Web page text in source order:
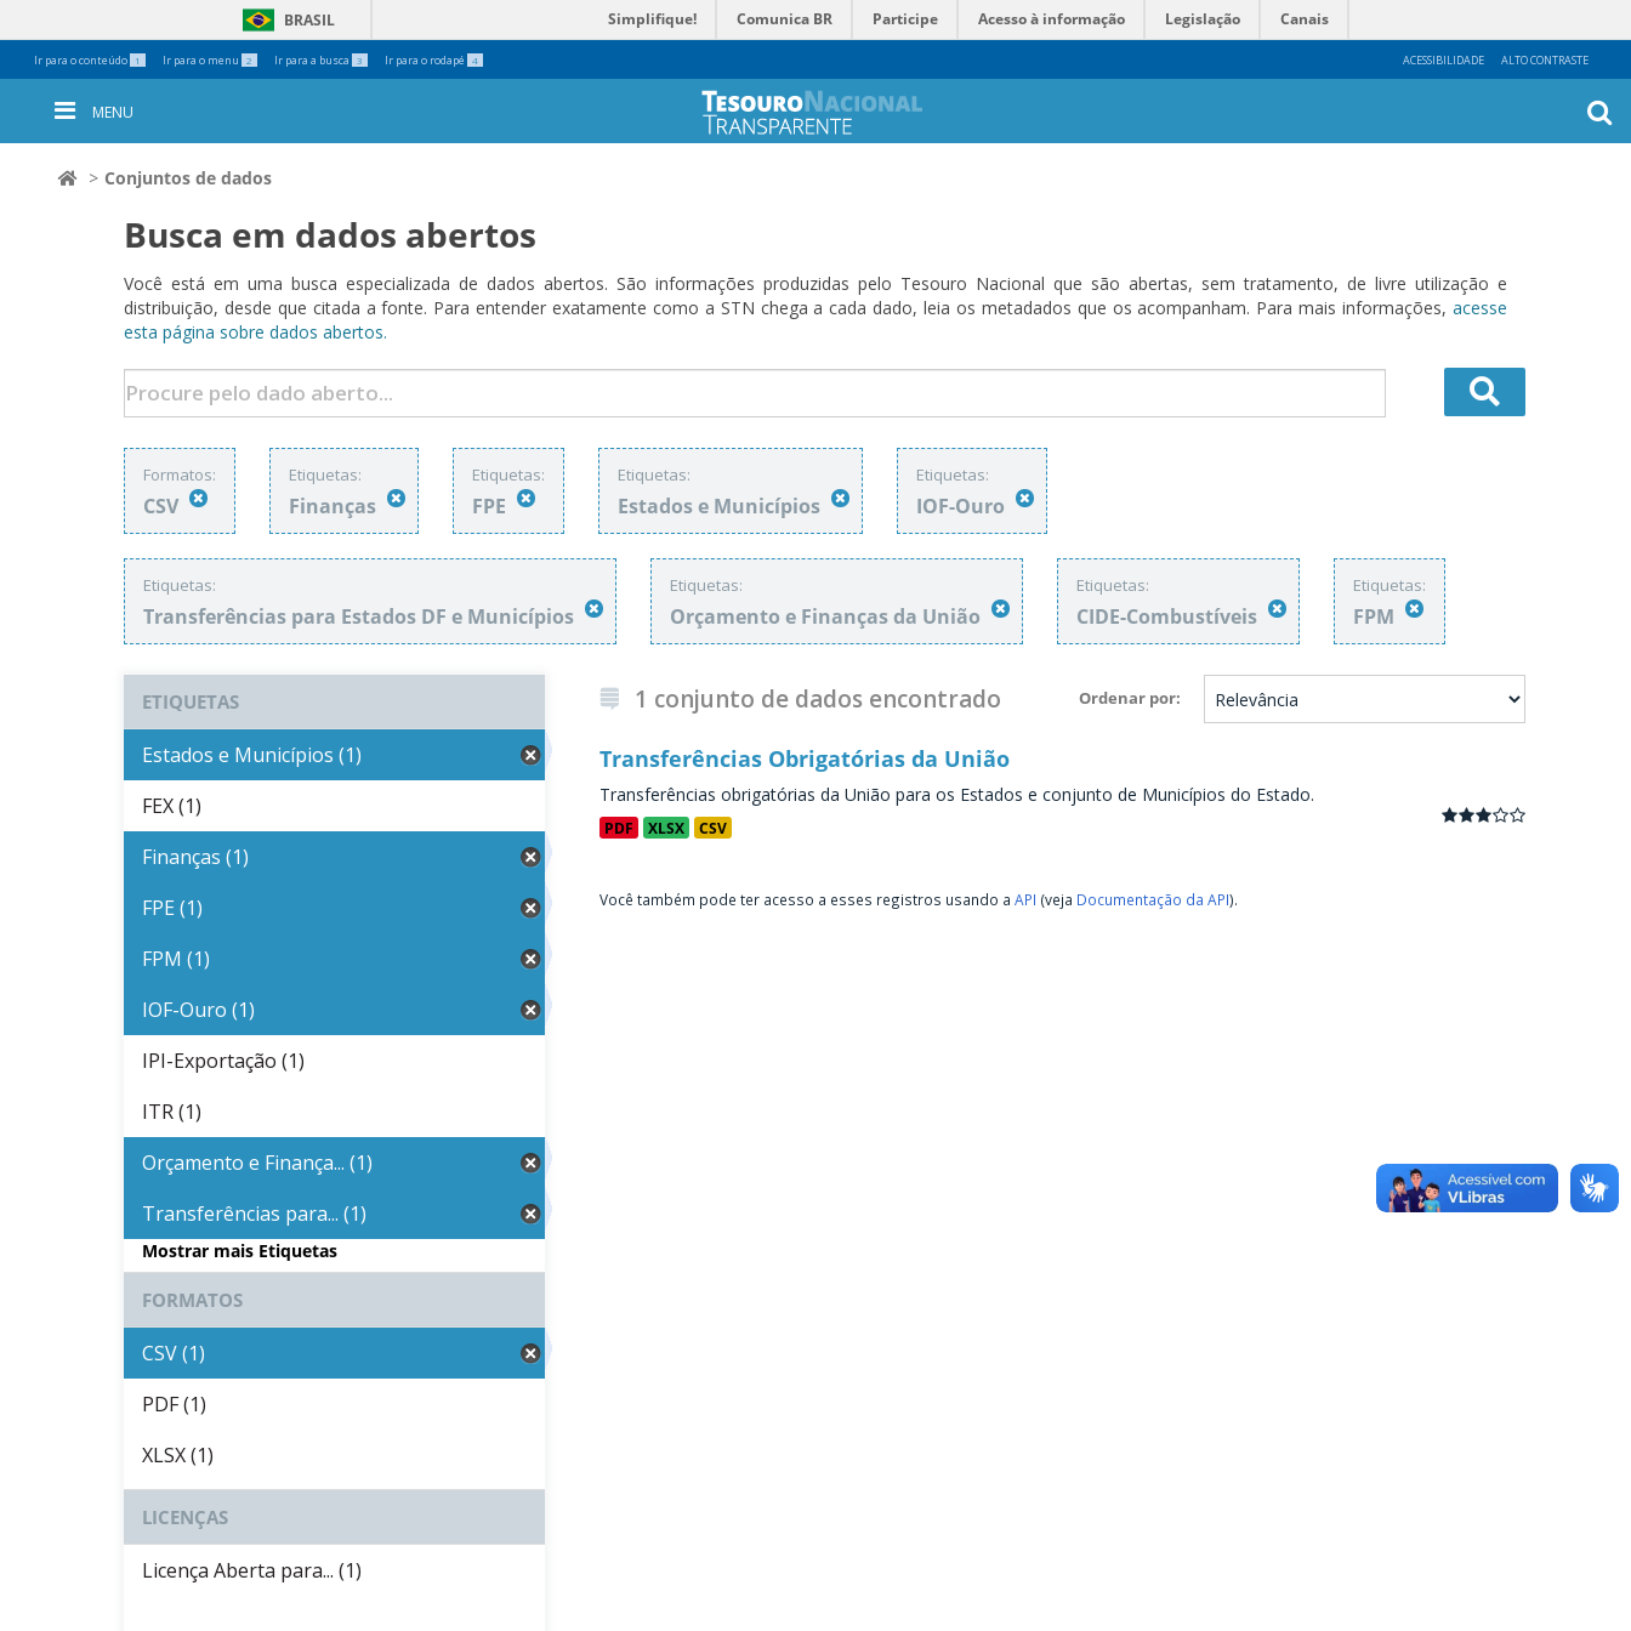
Ir para o conteúdo 1 Ir para o menu 2 Ir para a busca 3 Ir para o rodapé 4 ACESSIBILIDADE ALTO CONTRASTE
BRASIL Simplifique! Comunica BR Participe Acesso à informação Legislação Canais
Ferramentas
Pessoais
MENU
Conjuntos de dados
Busca em dados abertos
Você está em uma busca especializada de dados abertos. São informações produzidas pelo Tesouro Nacional que são abertas, sem tratamento, de livre utilização e
distribuição, desde que citada a fonte. Para entender exatamente como a STN chega a cada dado, leia os metadados que os acompanham. Para mais informações, acesse
esta página sobre dados abertos.
Formatos:
CSV
Etiquetas:
Finanças
Etiquetas:
FPE
Etiquetas:
Estados e Municípios
Etiquetas:
IOF-Ouro
Etiquetas:
Transferências para Estados DF e Municípios
Etiquetas:
Orçamento e Finanças da União
Etiquetas:
CIDE-Combustíveis
Etiquetas:
FPM
Ordenar por
1 conjunto de dados encontrado
Transferências Obrigatórias da União
Transferências obrigatórias da União para os Estados e conjunto de Municípios do Estado.
PDF XLSX CSV
Você também pode ter acesso a esses registros usando a API (veja Documentação da API).
ETIQUETAS
Estados e Municípios (1)
FEX (1)
Finanças (1)
FPE (1)
FPM (1)
IOF-Ouro (1)
IPI-Exportação (1)
ITR (1)
Orçamento e Finança... (1)
Transferências para... (1)
Mostrar mais Etiquetas
FORMATOS
CSV (1)
PDF (1)
XLSX (1)
LICENÇAS
Licença Aberta para... (1)